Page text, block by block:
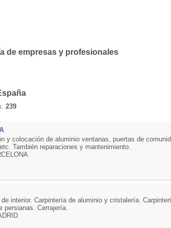
de empresas y profesionales
239
y colocación de aluminio ventanas, puertas de
También reparaciones y mantenimiento.
interior. Carpintería de aluminio y cristalería.
persianas. Cerrajería.